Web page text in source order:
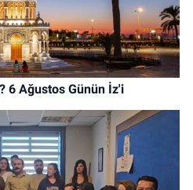
6 Ağustos Günün İz'i